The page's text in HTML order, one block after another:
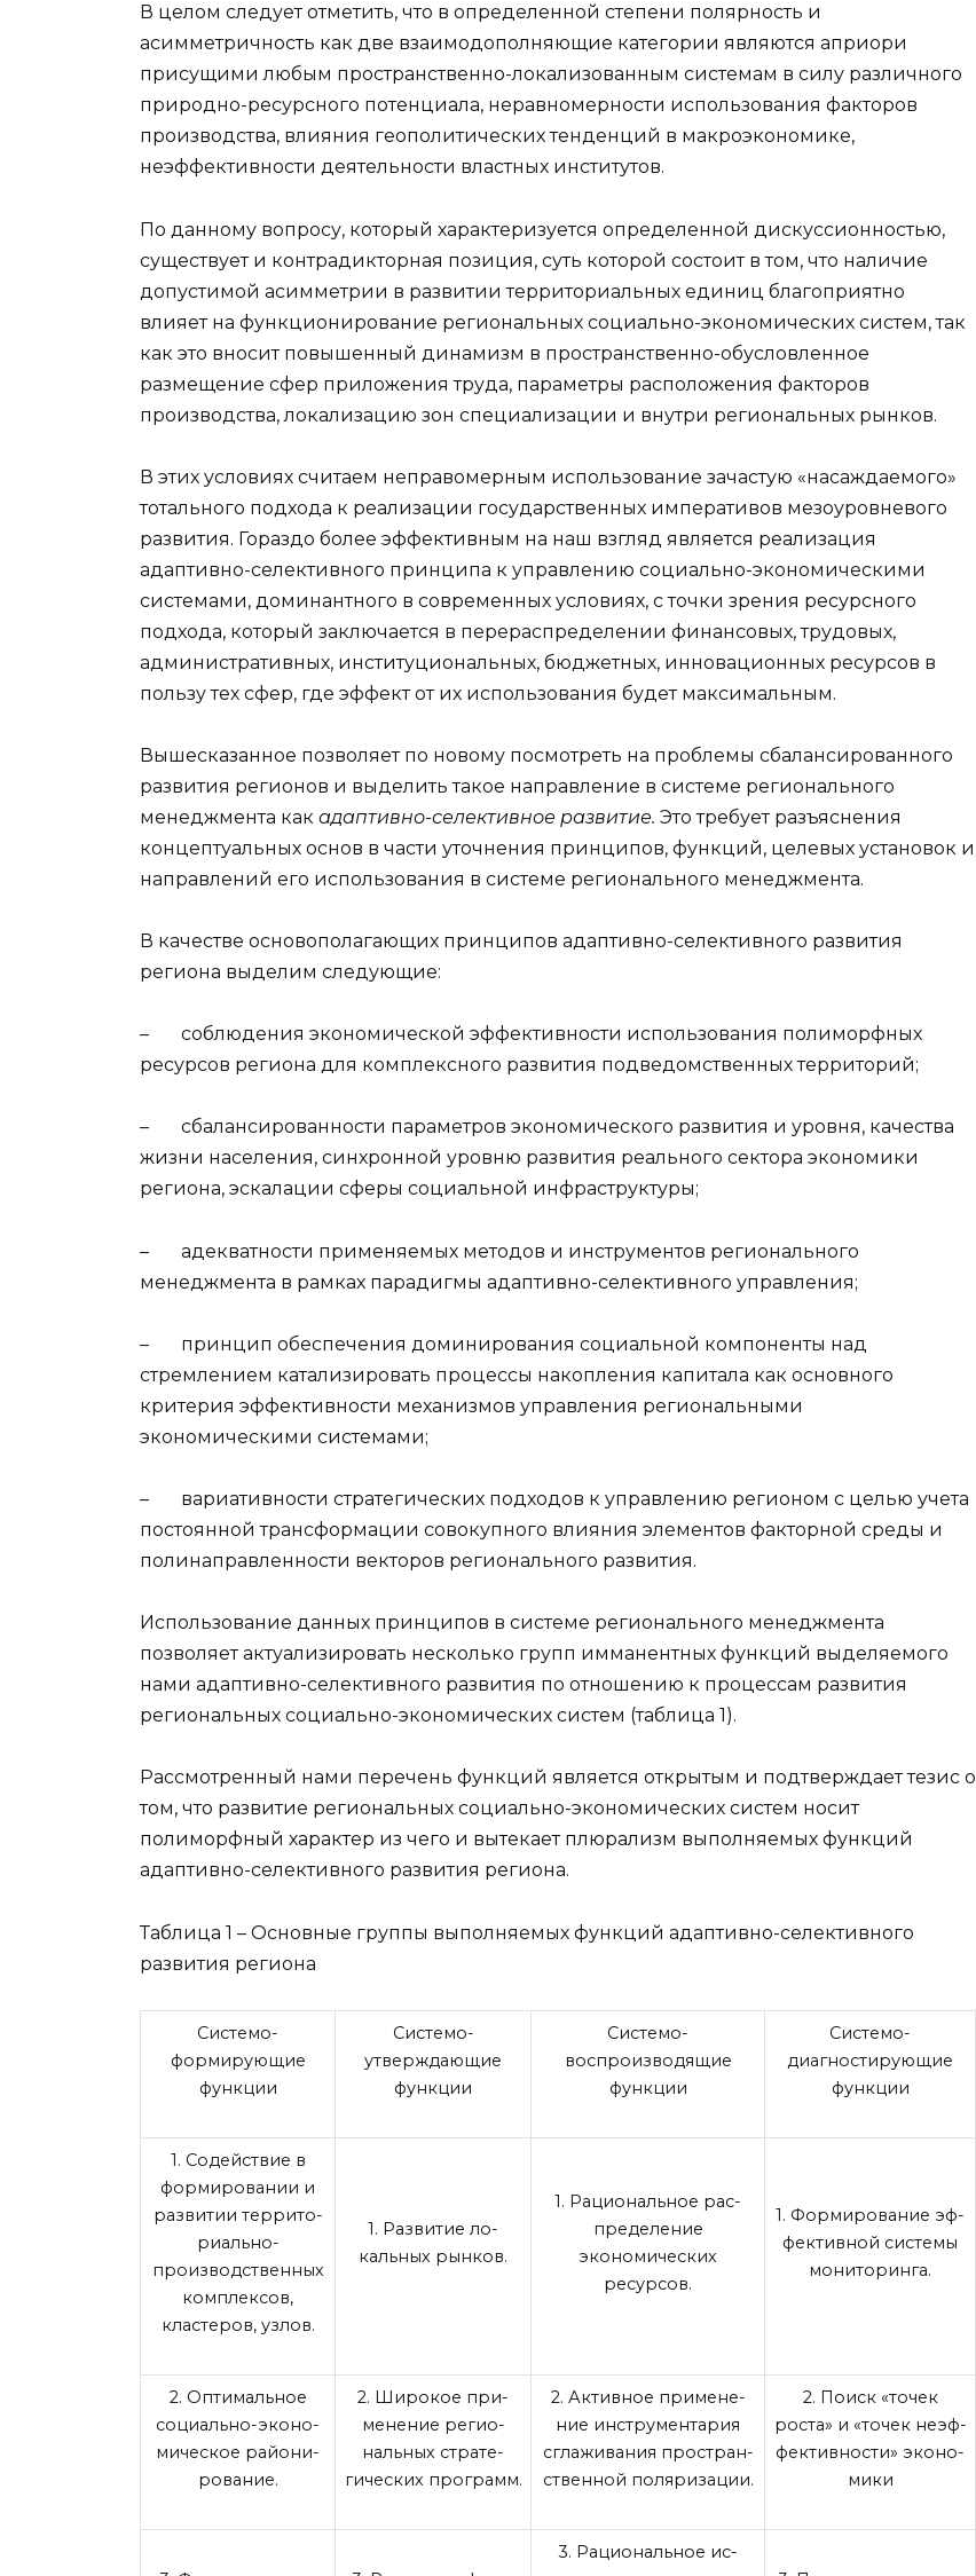
В целом следует отметить, что в определенной степени полярность и
асимметричность как две взаимодополняющие категории являются априори
присущими любым пространственно-локализованным системам в силу различного
природно-ресурсного потенциала, неравномерности использования факторов
производства, влияния геополитических тенденций в макроэкономике,
неэффективности деятельности властных институтов.
По данному вопросу, который характеризуется определенной дискуссионностью,
существует и контрадикторная позиция, суть которой состоит в том, что наличие
допустимой асимметрии в развитии территориальных единиц благоприятно
влияет на функционирование региональных социально-экономических систем, так
как это вносит повышенный динамизм в пространственно-обусловленное
размещение сфер приложения труда, параметры расположения факторов
производства, локализацию зон специализации и внутри региональных рынков.
В этих условиях считаем неправомерным использование зачастую «насаждаемого»
тотального подхода к реализации государственных императивов мезоуровневого
развития. Гораздо более эффективным на наш взгляд является реализация
адаптивно-селективного принципа к управлению социально-экономическими
системами, доминантного в современных условиях, с точки зрения ресурсного
подхода, который заключается в перераспределении финансовых, трудовых,
административных, институциональных, бюджетных, инновационных ресурсов в
пользу тех сфер, где эффект от их использования будет максимальным.
Вышесказанное позволяет по новому посмотреть на проблемы сбалансированного
развития регионов и выделить такое направление в системе регионального
менеджмента как адаптивно-селективное развитие. Это требует разъяснения
концептуальных основ в части уточнения принципов, функций, целевых установок и
направлений его использования в системе регионального менеджмента.
В качестве основополагающих принципов адаптивно-селективного развития
региона выделим следующие:
– соблюдения экономической эффективности использования полиморфных
ресурсов региона для комплексного развития подведомственных территорий;
– сбалансированности параметров экономического развития и уровня, качества
жизни населения, синхронной уровню развития реального сектора экономики
региона, эскалации сферы социальной инфраструктуры;
– адекватности применяемых методов и инструментов регионального
менеджмента в рамках парадигмы адаптивно-селективного управления;
– принцип обеспечения доминирования социальной компоненты над
стремлением катализировать процессы накопления капитала как основного
критерия эффективности механизмов управления региональными
экономическими системами;
– вариативности стратегических подходов к управлению регионом с целью учета
постоянной трансформации совокупного влияния элементов факторной среды и
полинаправленности векторов регионального развития.
Использование данных принципов в системе регионального менеджмента
позволяет актуализировать несколько групп имманентных функций выделяемого
нами адаптивно-селективного развития по отношению к процессам развития
региональных социально-экономических систем (таблица 1).
Рассмотренный нами перечень функций является открытым и подтверждает тезис о
том, что развитие региональных социально-экономических систем носит
полиморфный характер из чего и вытекает плюрализм выполняемых функций
адаптивно-селективного развития региона.
Таблица 1 – Основные группы выполняемых функций адаптивно-селективного
развития региона
Системо-
формирующие
функции
Системо-
утверждающие
функции
Системо-
воспроизводящие
функции
Системо-
диагностирующие
функции
1. Содействие в
формировании и
развитии террито­
риально-
производ­ственных
комплек­сов,
кластеров, уз­лов.
1. Развитие ло­
кальных рынков.
1. Рациональное рас­
пределение
экономиче­ских
ресурсов.
1. Формирование эф­
фективной системы
мониторинга.
2. Оптимальное
социально-эконо­
мическое райони­
рование.
2. Широкое при­
менение регио­
нальных страте­
гических про­грамм.
2. Активное примене­
ние инструментария
сглаживания простран­
ственной поляризации.
2. Поиск «точек
роста» и «точек неэф­
фективности» эконо­
мики
3. Рациональное ис­